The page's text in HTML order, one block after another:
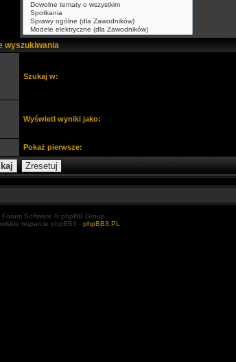
wyszukiwania
Szukaj w:
Wyświetl wyniki jako:
Pokaż pierwsze:
Forum Software © phpBB Group
wsparcie phpBB3 - phpBB3.PL